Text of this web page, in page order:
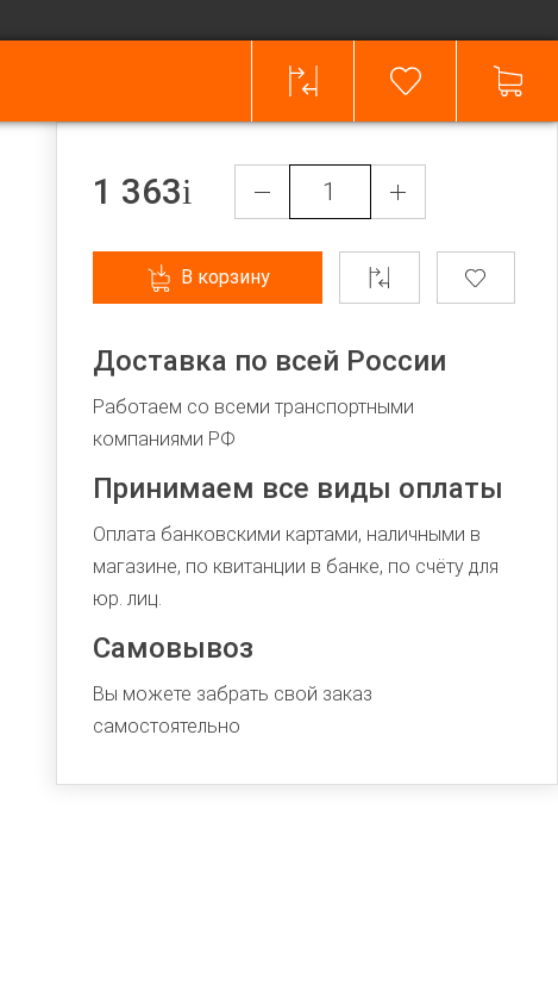
1 363
В корзину
Доставка по всей России
Работаем со всеми транспортными
компаниями РФ
Принимаем все виды оплаты
Оплата банковскими картами, наличными в
магазине, по квитанции в банке, по счёту для
юр. лиц.
Самовывоз
Вы можете забрать свой заказ
самостоятельно